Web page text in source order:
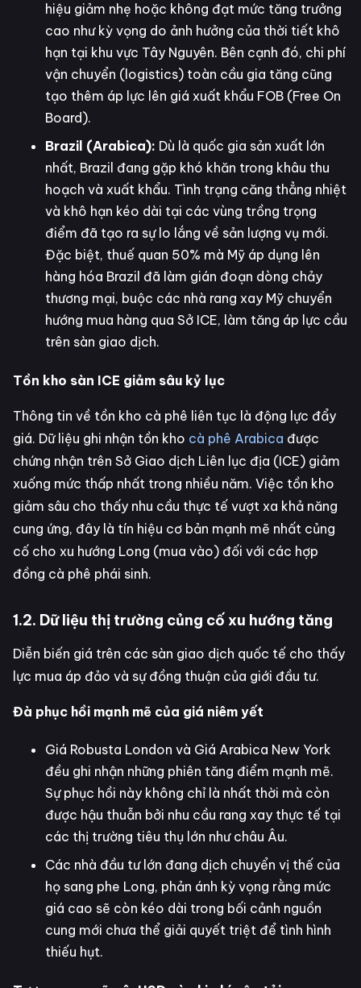
hiệu giảm nhẹ hoặc không đạt mức tăng trưởng
cao như kỳ vọng do ảnh hưởng của thời tiết khô
hạn tại khu vực Tây Nguyên. Bên cạnh đó, chi phí
vận chuyển (logistics) toàn cầu gia tăng cũng
tạo thêm áp lực lên giá xuất khẩu FOB (Free On
Board).
Brazil (Arabica): Dù là quốc gia sản xuất lớn
nhất, Brazil đang gặp khó khăn trong khâu thu
hoạch và xuất khẩu. Tình trạng căng thẳng nhiệt
và khô hạn kéo dài tại các vùng trồng trọng
điểm đã tạo ra sự lo lắng về sản lượng vụ mới.
Đặc biệt, thuế quan 50% mà Mỹ áp dụng lên
hàng hóa Brazil đã làm gián đoạn dòng chảy
thương mại, buộc các nhà rang xay Mỹ chuyển
hướng mua hàng qua Sở ICE, làm tăng áp lực cầu
trên sàn giao dịch.
Tồn kho sàn ICE giảm sâu kỷ lục
Thông tin về tồn kho cà phê liên tục là động lực đẩy
giá. Dữ liệu ghi nhận tồn kho cà phê Arabica được
chứng nhận trên Sở Giao dịch Liên lục địa (ICE) giảm
xuống mức thấp nhất trong nhiều năm. Việc tồn kho
giảm sâu cho thấy nhu cầu thực tế vượt xa khả năng
cung ứng, đây là tín hiệu cơ bản mạnh mẽ nhất củng
cố cho xu hướng Long (mua vào) đối với các hợp
đồng cà phê phái sinh.
1.2. Dữ liệu thị trường củng cố xu hướng tăng
Diễn biến giá trên các sàn giao dịch quốc tế cho thấy
lực mua áp đảo và sự đồng thuận của giới đầu tư.
Đà phục hồi mạnh mẽ của giá niêm yết
Giá Robusta London và Giá Arabica New York
đều ghi nhận những phiên tăng điểm mạnh mẽ.
Sự phục hồi này không chỉ là nhất thời mà còn
được hậu thuẫn bởi nhu cầu rang xay thực tế tại
các thị trường tiêu thụ lớn như châu Âu.
Các nhà đầu tư lớn đang dịch chuyển vị thế của
họ sang phe Long, phản ánh kỳ vọng rằng mức
giá cao sẽ còn kéo dài trong bối cảnh nguồn
cung mới chưa thể giải quyết triệt để tình hình
thiếu hụt.